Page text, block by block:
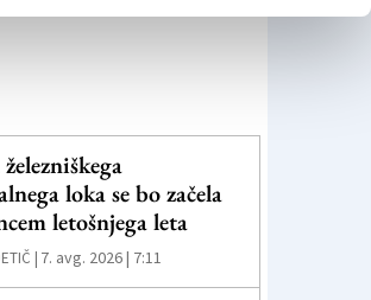
loka se bo začela
letošnjega leta
| 7. avg. 2026 | 7:11